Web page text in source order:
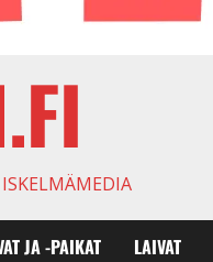
JA -PAIKAT LAIVAT